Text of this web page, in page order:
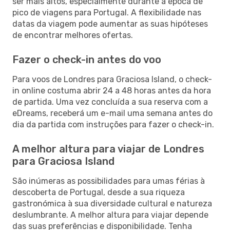
pico de viagens para Portugal. A flexibilidade nas
datas da viagem pode aumentar as suas hipóteses
de encontrar melhores ofertas.
Fazer o check-in antes do voo
Para voos de Londres para Graciosa Island, o check-
in online costuma abrir 24 a 48 horas antes da hora
de partida. Uma vez concluída a sua reserva com a
eDreams, receberá um e-mail uma semana antes do
dia da partida com instruções para fazer o check-in.
A melhor altura para viajar de Londres
para Graciosa Island
São inúmeras as possibilidades para umas férias à
descoberta de Portugal, desde a sua riqueza
gastronómica à sua diversidade cultural e natureza
deslumbrante. A melhor altura para viajar depende
das suas preferências e disponibilidade. Tenha